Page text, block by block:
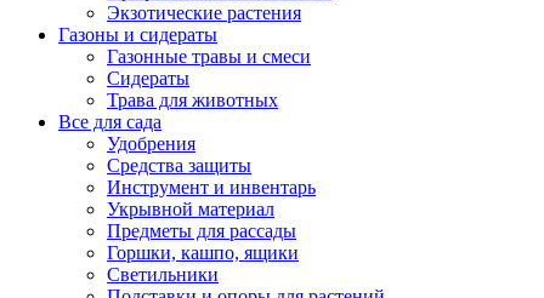
Экзотические растения
Газоны и сидераты
Газонные травы и смеси
Сидераты
Трава для животных
Все для сада
Удобрения
Средства защиты
Инструмент и инвентарь
Укрывной материал
Предметы для рассады
Горшки, кашпо, ящики
Светильники